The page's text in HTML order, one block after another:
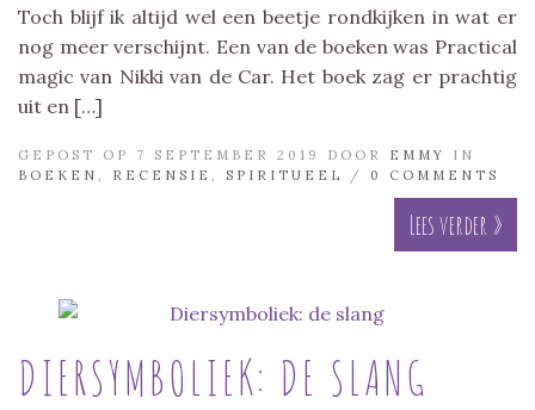
Toch blijf ik altijd wel een beetje rondkijken in wat er
nog meer verschijnt. Een van de boeken was Practical
magic van Nikki van de Car. Het boek zag er prachtig
uit en […]
GEPOST OP 7 SEPTEMBER 2019 DOOR EMMY
IN
BOEKEN
RECENSIE SPIRITUEEL / 0 COMMENTS
Lees verder »
DIERSYMBOLIEK: DE SLANG